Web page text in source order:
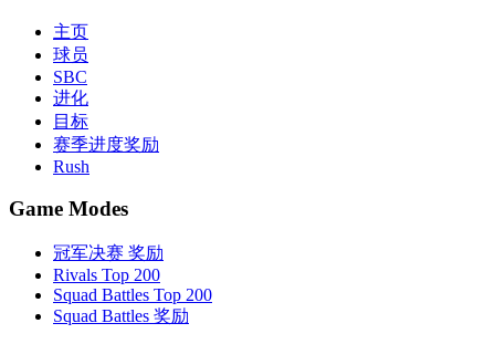
主页
球员
SBC
进化
目标
赛季进度奖励
Rush
Game Modes
冠军决赛 奖励
Rivals Top 200
Squad Battles Top 200
Squad Battles 奖励